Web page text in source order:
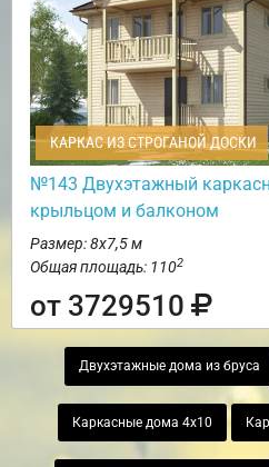
КАРКАС ИЗ СТРОГАНОЙ ДОСКИ
№143 Двухэтажный
крыльцом и балконом
Размер: 8х7,5 м
Общая площадь: 1102
от 3729510
Двухэтажные дома из бруса
Каркасные дома 4х10